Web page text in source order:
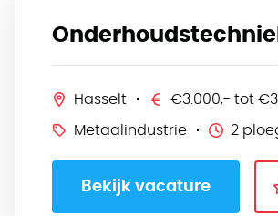
Hasselt €3.000,- tot
Metaalindustrie 2
Bekijk vacature